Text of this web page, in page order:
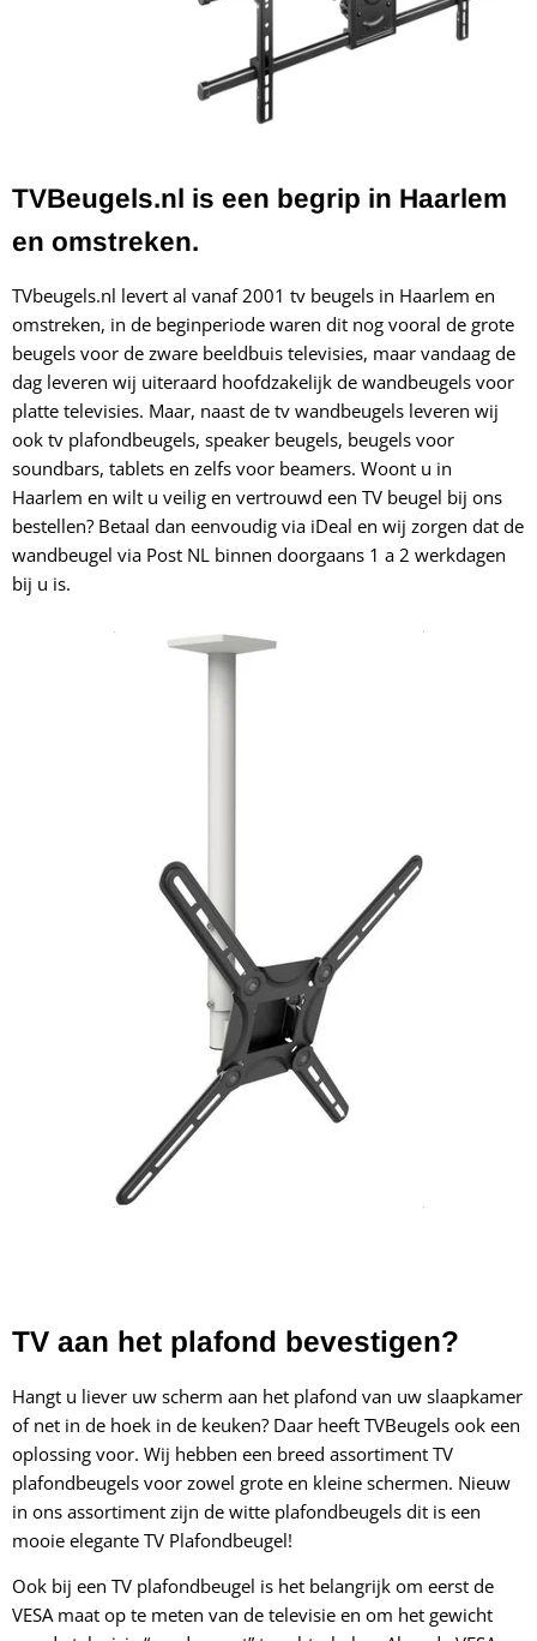
TVBeugels.nl is een begrip in Haarlem
en omstreken.
TVbeugels.nl levert al vanaf 2001 tv beugels in Haarlem en
omstreken, in de beginperiode waren dit nog vooral de grote
beugels voor de zware beeldbuis televisies, maar vandaag de
dag leveren wij uiteraard hoofdzakelijk de wandbeugels voor
platte televisies. Maar, naast de tv wandbeugels leveren wij
ook tv plafondbeugels, speaker beugels, beugels voor
soundbars, tablets en zelfs voor beamers. Woont u in
Haarlem en wilt u veilig en vertrouwd een TV beugel bij ons
bestellen? Betaal dan eenvoudig via iDeal en wij zorgen dat de
wandbeugel via Post NL binnen doorgaans 1 a 2 werkdagen
bij u is.
TV aan het plafond bevestigen?
Hangt u liever uw scherm aan het plafond van uw slaapkamer
of net in de hoek in de keuken? Daar heeft TVBeugels ook een
oplossing voor. Wij hebben een breed assortiment TV
plafondbeugels voor zowel grote en kleine schermen. Nieuw
in ons assortiment zijn de witte plafondbeugels dit is een
mooie elegante TV Plafondbeugel!
Ook bij een TV plafondbeugel is het belangrijk om eerst de
VESA maat op te meten van de televisie en om het gewicht